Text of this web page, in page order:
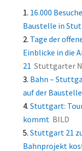
16.000
Baustelle in
Tage der
Einblicke in die
21 Stuttgarter
Bahn –
auf der
Stuttgart:
kommt BILD
Stuttgart 21
Bahnprojekt